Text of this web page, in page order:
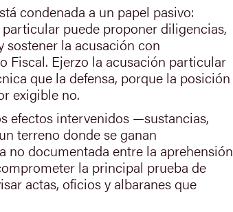
condenada a un papel pasivo:
puede proponer diligencias,
la acusación con
Fiscal. Ejerzo la acusación particular
que la defensa, porque la posición
exigible no.
efectos intervenidos —sustancias,
terreno donde se ganan
no documentada entre la aprehensión
la principal prueba de
actas, oficios y albaranes que